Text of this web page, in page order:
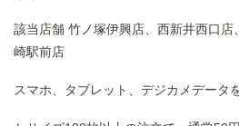
該当店舗 竹ノ塚伊興店、西新井西口店
崎駅前店
スマホ、タブレット、デジカメデータ